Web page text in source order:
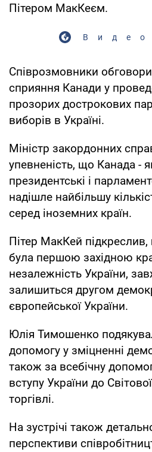
Пітером МакКеєм.
Співрозмовники
сприяння Канади у
прозорих дострокових
виборів в Україні.
Міністр закордонних
упевненість, що Канада -
президентські і
надішле найбільшу
серед іноземних країн.
Пітер МакКей
була першою західною
незалежність України,
залишиться другом
європейської України.
Юлія Тимошенко
допомогу у зміцненні
також за всебічну
вступу України до Світової
торгівлі.
На зустрічі також
перспективи